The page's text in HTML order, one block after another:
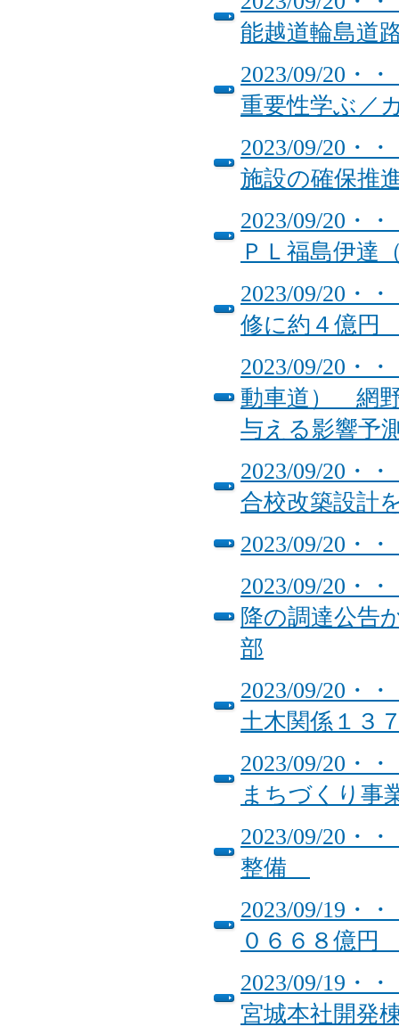
能越道輪島道
2023/09/20・
重要性学ぶ／
2023/09/20・
施設の確保推
2023/09/20・
ＰＬ福島伊達
2023/09/20・
修に約４億
2023/09/20・
動車道） 網
与える影響予
2023/09/20・
合校改築設計
2023/09/20・
2023/09/20・
降の調達公告
部
2023/09/20・
土木関係１３
2023/09/20・
まちづくり事
2023/09/20・
整備
2023/09/19・
０６６８億
2023/09/19・
宮城本社開発